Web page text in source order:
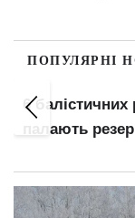
ПОПУЛЯРНІ
6
палають